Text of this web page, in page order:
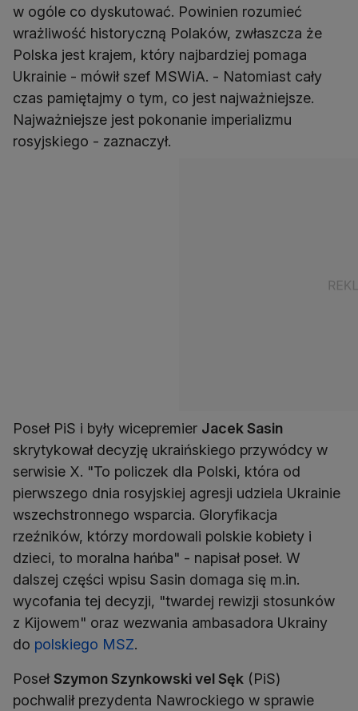
w ogóle co dyskutować. Powinien rozumieć
wrażliwość historyczną Polaków, zwłaszcza że
Polska jest krajem, który najbardziej pomaga
Ukrainie - mówił szef MSWiA. - Natomiast cały
czas pamiętajmy o tym, co jest najważniejsze.
Najważniejsze jest pokonanie imperializmu
rosyjskiego - zaznaczył.
Poseł PiS i były wicepremier Jacek Sasin
skrytykował decyzję ukraińskiego przywódcy w
serwisie X. "To policzek dla Polski, która od
pierwszego dnia rosyjskiej agresji udziela Ukrainie
wszechstronnego wsparcia. Gloryfikacja
rzeźników, którzy mordowali polskie kobiety i
dzieci, to moralna hańba" - napisał poseł. W
dalszej części wpisu Sasin domaga się m.in.
wycofania tej decyzji, "twardej rewizji stosunków
z Kijowem" oraz wezwania ambasadora Ukrainy
do polskiego MSZ.
PosełSzymon Szynkowski vel Sęk (PiS)
pochwalił prezydenta Nawrockiego w sprawie